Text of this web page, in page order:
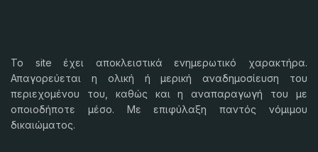
Το site έχει αποκλειστικά ενημερωτικό χαρακτήρα.
Απαγορεύεται η ολική ή μερική αναδημοσίευση του
περιεχομένου του, καθώς και η αναπαραγωγή του με
οποιοδήποτε μέσο. Με επιφύλαξη παντός νόμιμου
δικαιώματος.